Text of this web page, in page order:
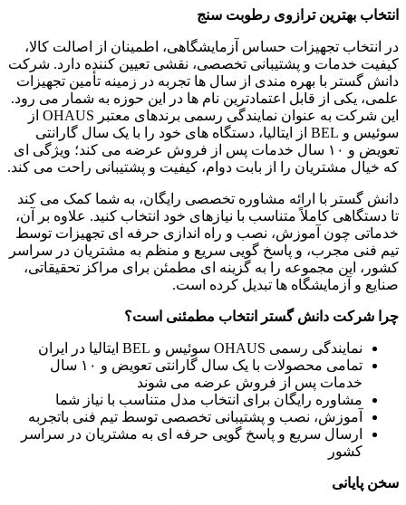
انتخاب بهترین ترازوی رطوبت سنج
در انتخاب تجهیزات حساس آزمایشگاهی، اطمینان از اصالت کالا،
کیفیت خدمات و پشتیبانی تخصصی، نقشی تعیین کننده دارد. شرکت
دانش گستر با بهره مندی از سال ها تجربه در زمینه تأمین تجهیزات
علمی، یکی از قابل اعتمادترین نام ها در این حوزه به شمار می رود.
این شرکت به عنوان نمایندگی رسمی برندهای معتبر OHAUS از
سوئیس و BEL از ایتالیا، دستگاه های خود را با یک سال گارانتی
تعویض و ۱۰ سال خدمات پس از فروش عرضه می کند؛ ویژگی ای
که خیال مشتریان را از بابت دوام، کیفیت و پشتیبانی راحت می کند.
دانش گستر با ارائه مشاوره تخصصی رایگان، به شما کمک می کند
تا دستگاهی کاملاً متناسب با نیازهای خود انتخاب کنید. علاوه بر آن،
خدماتی چون آموزش، نصب و راه اندازی حرفه ای تجهیزات توسط
تیم فنی مجرب، و پاسخ گویی سریع و منظم به مشتریان در سراسر
کشور، این مجموعه را به گزینه ای مطمئن برای مراکز تحقیقاتی،
صنایع و آزمایشگاه ها تبدیل کرده است.
چرا شرکت دانش گستر انتخاب مطمئنی است؟
نمایندگی رسمی OHAUS سوئیس و BEL ایتالیا در ایران
تمامی محصولات با یک سال گارانتی تعویض و ۱۰ سال
خدمات پس از فروش عرضه می شوند
مشاوره رایگان برای انتخاب مدل متناسب با نیاز شما
آموزش، نصب و پشتیبانی تخصصی توسط تیم فنی باتجربه
ارسال سریع و پاسخ گویی حرفه ای به مشتریان در سراسر
کشور
سخن پایانی